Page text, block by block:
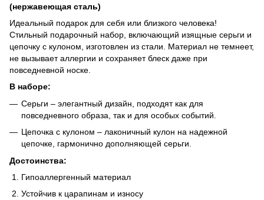
(нержавеющая сталь)
Идеальный подарок для себя или близкого человека!
Стильный подарочный набор, включающий изящные серьги и
цепочку с кулоном, изготовлен из стали. Материал не темнеет,
не вызывает аллергии и сохраняет блеск даже при
повседневной носке.
В наборе:
Серьги – элегантный дизайн, подходят как для
повседневного образа, так и для особых событий.
Цепочка с кулоном – лаконичный кулон на надежной
цепочке, гармонично дополняющей серьги.
Достоинства:
Гипоаллергенный материал
Устойчив к царапинам и износу